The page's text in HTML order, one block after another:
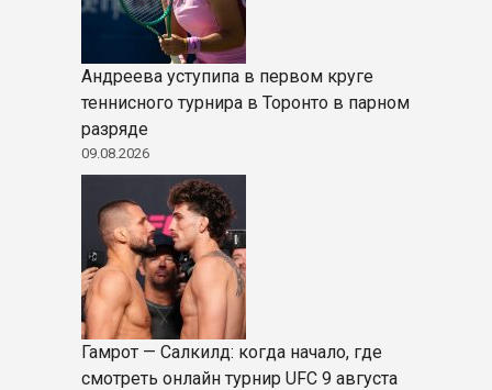
Андреева уступипа в первом круге
теннисного турнира в Торонто в парном
разряде
09.08.2026
Гамрот — Салкилд: когда начало, где
смотреть онлайн турнир UFC 9 августа